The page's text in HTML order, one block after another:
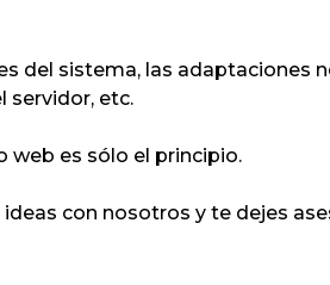
del sistema, las adaptaciones
servidor, etc.
web es sólo el principio.
con nosotros y te dejes